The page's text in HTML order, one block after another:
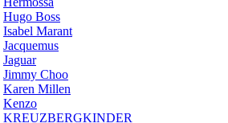
Hugo Boss
Isabel Marant
Jacquemus
Jaguar
Jimmy Choo
Karen Millen
Kenzo
KREUZBERGKINDER